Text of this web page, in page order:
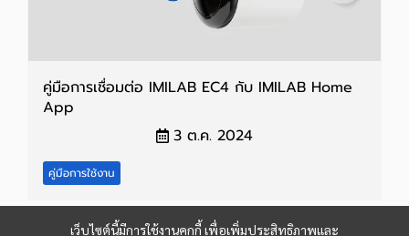
คู่มือการเชื่อมต่อ IMILAB EC4 กับ IMILAB Home
App
3 ต.ค. 2024
คู่มือการใช้งาน
เว็บไซต์นี้มีการใช้งานคุกกี้ เพื่อเพิ่มประสิทธิภาพและ